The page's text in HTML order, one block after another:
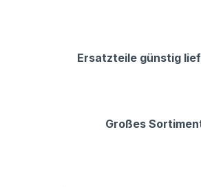
Ersatzteile günstig
Großes